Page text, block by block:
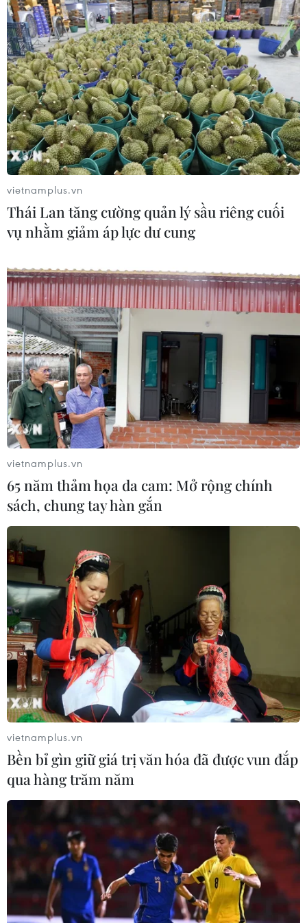
nhân dân; lấy ý kiến, phản ánh tâm tư, nguyện
vọng của nhân dân đối với các văn kiện Đại hội
Đảng toàn quốc lần thứ XIII; tập trung đổi mới,
nâng cao chất lượng hoạt động của công tác dân
vận các cấp./.
(TTXVN/Vietnam+)
#công tác dân vận
#xây dựng đảng
#năm dân vận khéo
#quốc phòng-an ninh
Theo dõi VietnamPlus
TIN LIÊN QUAN
Tổng cục Chính trị nâng hiệu quả công
tác chính trị trong toàn quân
04/12/2019 07:25
Tổng cục Chính trị Quân đội nhân dân Việt Nam tiếp tục
nâng hiệu quả lãnh đạo, chỉ đạo công tác Đảng, chính
trị trong toàn quân, giữ vững hình ảnh tốt đẹp của Bộ
vietnamplus.vn
Thái Lan tăng cường quản lý sầu riêng cuối
vụ nhằm giảm áp lực dư cung
vietnamplus.vn
65 năm thảm họa da cam: Mở rộng chính
sách, chung tay hàn gắn
vietnamplus.vn
Bền bỉ gìn giữ giá trị văn hóa đã được vun đắp
qua hàng trăm năm